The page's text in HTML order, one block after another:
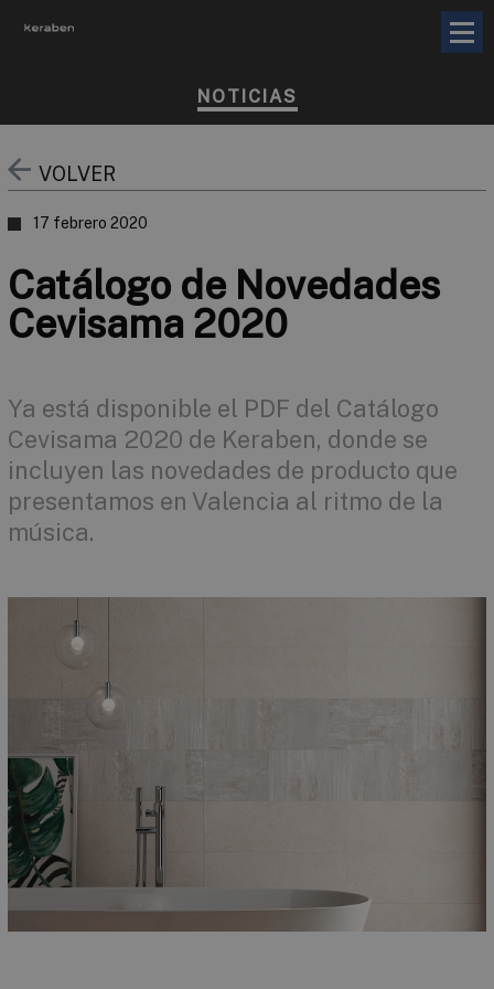
NOTICIAS
VOLVER
17 febrero 2020
Catálogo de Novedades
Cevisama 2020
Ya está disponible el PDF del Catálogo
Cevisama 2020 de Keraben, donde se
incluyen las novedades de producto que
presentamos en Valencia al ritmo de la
música.